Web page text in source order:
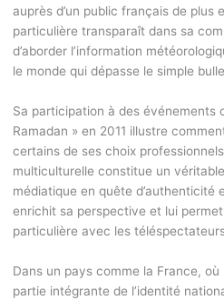
auprès d’un public français de plus
particulière transparaît dans sa
d’aborder l’information
le monde qui dépasse le simple
Sa participation à des événements
Ramadan » en 2011 illustre
certains de ses choix
multiculturelle constitue un
médiatique en quête d’authenticité
enrichit sa perspective et lui permet
particulière avec les
Dans un pays comme la France,
partie intégrante de l’identité